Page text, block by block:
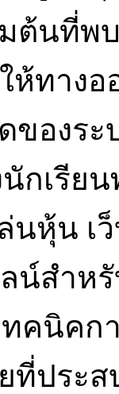
ต้นที่พ
ห้ทาง
องระ
นักเรีย
นหุ้น เ
น์สำห
คนิคก
ประส